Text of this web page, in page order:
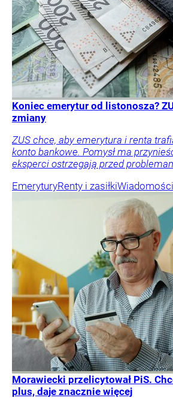
Koniec emerytur od listonosza?
zmiany
ZUS chce, aby emerytura i renta
konto bankowe. Pomysł ma
eksperci ostrzegają przed
EmeryturyRenty i zasiłkiWiadomości
Morawiecki przelicytował PiS.
plus, daje znacznie więcej